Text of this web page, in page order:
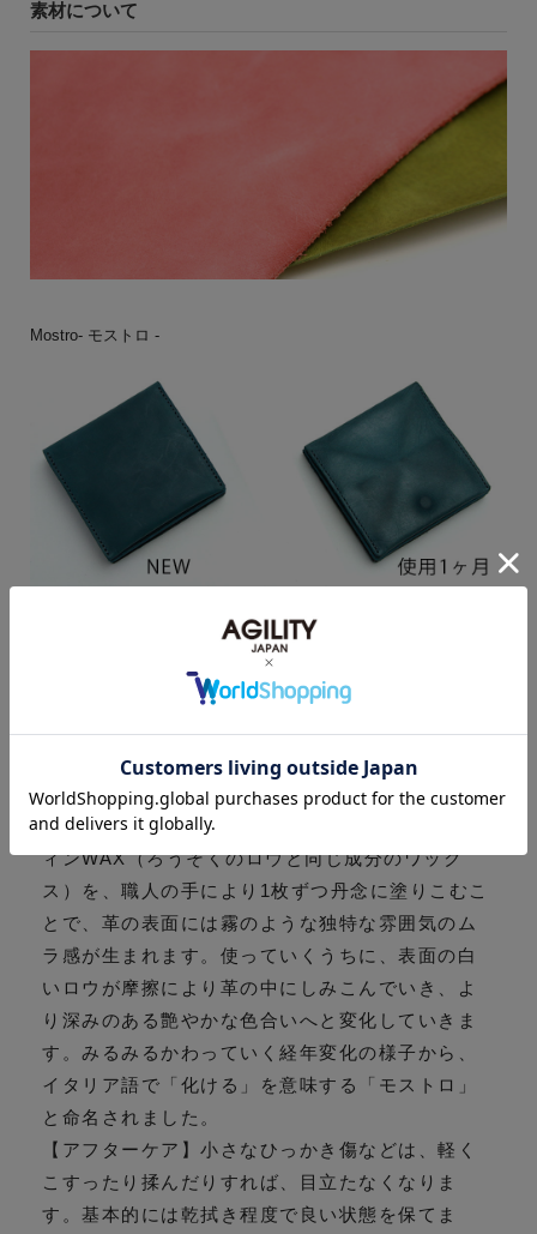
素材について
Mostro- モストロ -
【モストロ】経年変化が楽しめるパラフィンWAX
レザー。植物タンニンで鞣した牛革をベースに、
染色時に獣脂と呼ばれる動物性のオイルをたっぷ
りと染み込ませることで、時間がたってもしっと
りとした風合いをキープします。仕上げにパラフ
ィンWAX（ろうそくのロウと同じ成分のワック
ス）を、職人の手により1枚ずつ丹念に塗りこむこ
とで、革の表面には霧のような独特な雰囲気のム
ラ感が生まれます。使っていくうちに、表面の白
いロウが摩擦により革の中にしみこんでいき、よ
り深みのある艶やかな色合いへと変化していきま
す。みるみるかわっていく経年変化の様子から、
イタリア語で「化ける」を意味する「モストロ」
と命名されました。
【アフターケア】小さなひっかき傷などは、軽く
こすったり揉んだりすれば、目立たなくなりま
す。基本的には乾拭き程度で良い状態を保てま